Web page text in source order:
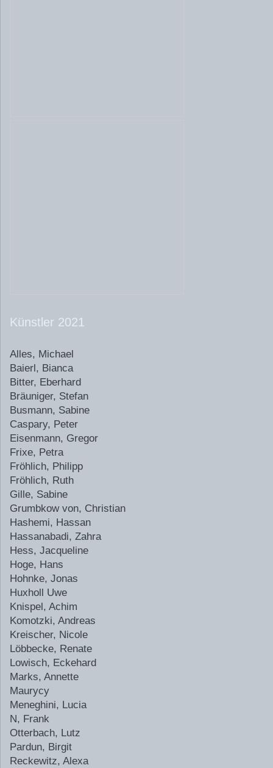
Künstler 2021
Alles, Michael
Baierl, Bianca
Bitter, Eberhard
Bräuniger, Stefan
Busmann, Sabine
Caspary, Peter
Eisenmann, Gregor
Frixe, Petra
Fröhlich, Philipp
Fröhlich, Ruth
Gille, Sabine
Grumbkow von, Christian
Hashemi, Hassan
Hassanabadi, Zahra
Hess, Jacqueline
Hoge, Hans
Hohnke, Jonas
Huxholl Uwe
Knispel, Achim
Komotzki, Andreas
Kreischer, Nicole
Löbbecke, Renate
Lowisch, Eckehard
Marks, Annette
Maurycy
Meneghini, Lucia
N, Frank
Otterbach, Lutz
Pardun, Birgit
Reckewitz, Alexa